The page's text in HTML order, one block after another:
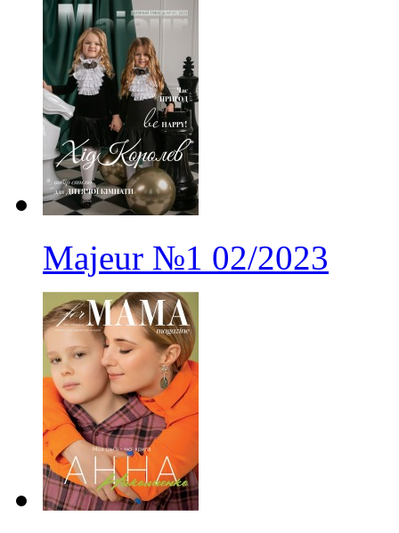
Majeur №1 02/2023